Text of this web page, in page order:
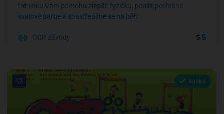
tréninku Vám pomohu zlepšit fyzičku, posílit potřebné
svalové partie a soustředíme se na běh.
OCR závody
Nabírá